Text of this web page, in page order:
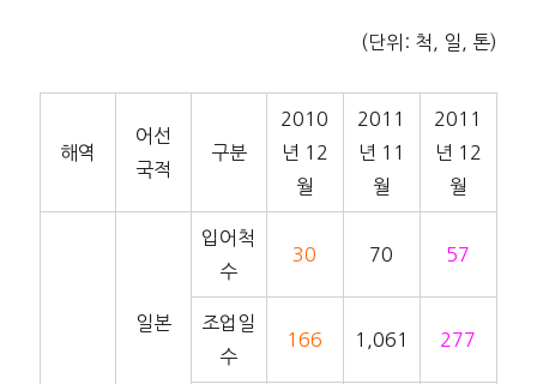
(단위: 척, 일, 톤)
해역
어선
국적
구분
2010
년 12
월
2011
년 11
월
2011
년 12
월
일본
입어척
수
30 70 57
조업일
수
166 1,061 277